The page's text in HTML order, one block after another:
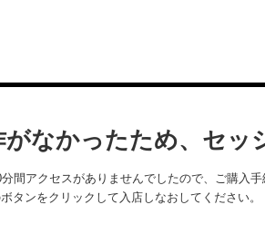
がなかったため、セッ
間アクセスがありませんでしたので、ご購入手
タンをクリックして入店しなおしてください。